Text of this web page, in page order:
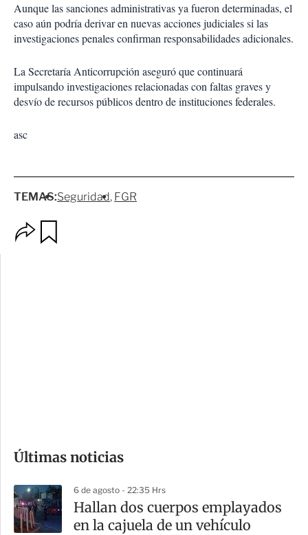
Aunque las sanciones administrativas ya fueron determinadas, el
caso aún podría derivar en nuevas acciones judiciales si las
investigaciones penales confirman responsabilidades adicionales.
La Secretaría Anticorrupción aseguró que continuará
impulsando investigaciones relacionadas con faltas graves y
desvío de recursos públicos dentro de instituciones federales.
asc
TEMAS:Seguridad FGR
m
a
Últimas noticias
6 de agosto - 22:35 Hrs
Hallan dos cuerpos emplayados
en la cajuela de un vehículo